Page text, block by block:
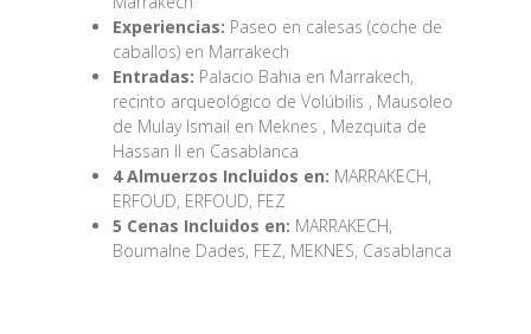
Experiencias: Paseo en calesas (coche de
caballos) en Marrakech
Entradas: Palacio Bahia en Marrakech,
recinto arqueológico de Volúbilis , Mausoleo
de Mulay Ismail en Meknes , Mezquita de
Hassan II en Casablanca
4 Almuerzos Incluidos en: MARRAKECH,
ERFOUD, ERFOUD, FEZ
5 Cenas Incluidos en: MARRAKECH,
Boumalne Dades, FEZ, MEKNES, Casablanca